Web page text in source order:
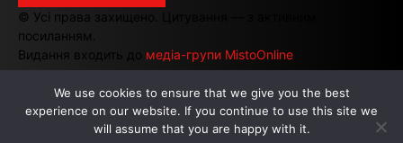
© Усі права захищено. Цитування — з активним
посиланням.
Видання входить до медіа-групи MistoOnline
АВТОРИ | РЕКЛАМА НА САЙТІ
We use cookies to ensure that we give you the best
experience on our website. If you continue to use this site we
will assume that you are happy with it.